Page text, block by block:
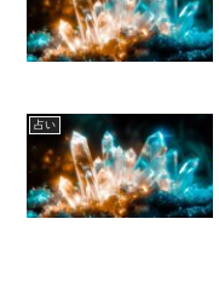
占い